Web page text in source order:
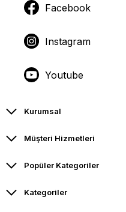
Facebook
Instagram
Youtube
Kurumsal
Müşteri Hizmetleri
Popüler Kategoriler
Kategoriler